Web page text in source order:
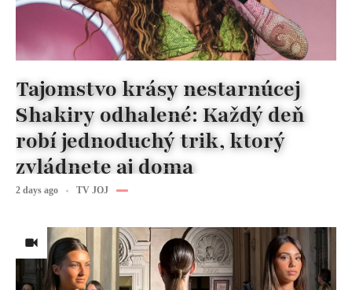
Tajomstvo krásy nestarnúcej
Shakiry odhalené: Každý deň
robí jednoduchý trik, ktorý
zvládnete aj doma
2 days ago TV JOJ